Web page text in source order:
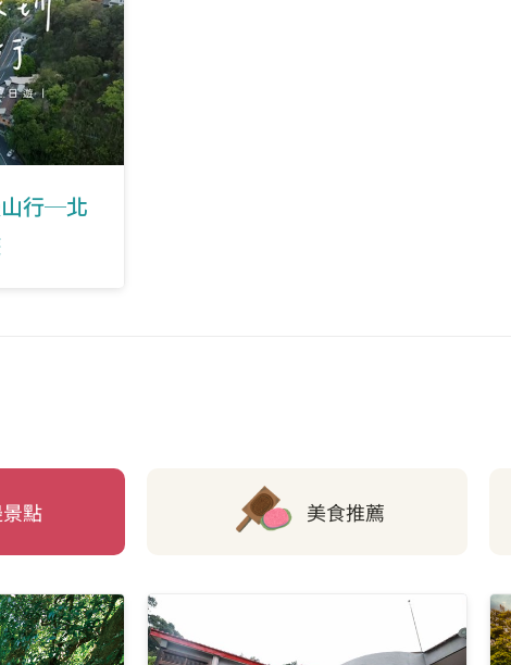
行─北
點 美食推薦